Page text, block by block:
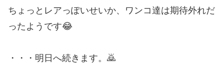
ちょっとレアっぽいせいか、ワンコ達は期待外れだ
ったようです😂
・・・明日へ続きます。🙇